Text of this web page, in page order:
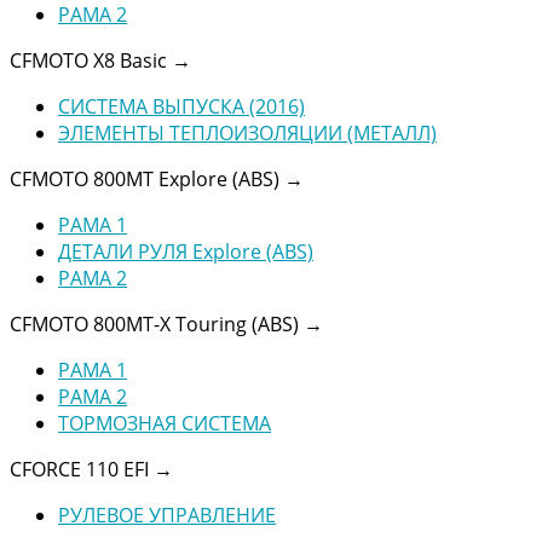
РАМА 2
CFMOTO X8 Basic →
СИСТЕМА ВЫПУСКА (2016)
ЭЛЕМЕНТЫ ТЕПЛОИЗОЛЯЦИИ (МЕТАЛЛ)
CFMOTO 800MT Explore (ABS) →
РАМА 1
ДЕТАЛИ РУЛЯ Explore (ABS)
РАМА 2
CFMOTO 800MT-X Touring (ABS) →
РАМА 1
РАМА 2
ТОРМОЗНАЯ СИСТЕМА
CFORCE 110 EFI →
РУЛЕВОЕ УПРАВЛЕНИЕ